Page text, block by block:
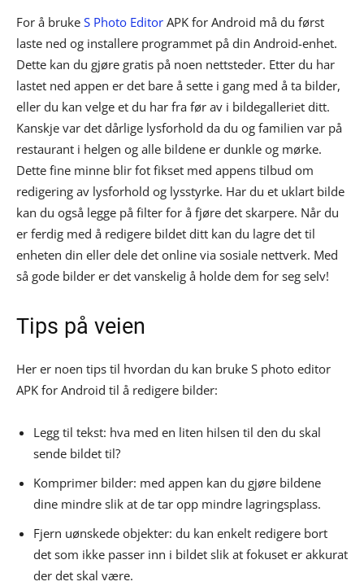
For å bruke S Photo Editor APK for Android må du først
laste ned og installere programmet på din Android-enhet.
Dette kan du gjøre gratis på noen nettsteder. Etter du har
lastet ned appen er det bare å sette i gang med å ta bilder,
eller du kan velge et du har fra før av i bildegalleriet ditt.
Kanskje var det dårlige lysforhold da du og familien var på
restaurant i helgen og alle bildene er dunkle og mørke.
Dette fine minne blir fot fikset med appens tilbud om
redigering av lysforhold og lysstyrke. Har du et uklart bilde
kan du også legge på filter for å fjøre det skarpere. Når du
er ferdig med å redigere bildet ditt kan du lagre det til
enheten din eller dele det online via sosiale nettverk. Med
så gode bilder er det vanskelig å holde dem for seg selv!
Tips på veien
Her er noen tips til hvordan du kan bruke S photo editor
APK for Android til å redigere bilder:
Legg til tekst: hva med en liten hilsen til den du skal
sende bildet til?
Komprimer bilder: med appen kan du gjøre bildene
dine mindre slik at de tar opp mindre lagringsplass.
Fjern uønskede objekter: du kan enkelt redigere bort
det som ikke passer inn i bildet slik at fokuset er akkurat
der det skal være.